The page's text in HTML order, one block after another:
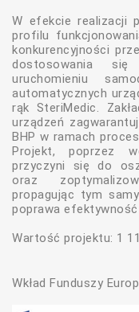
W efekcie realizacji
profilu
konkurencyjności
dostosowania
uruchomieniu
automatycznych
rąk SteriMedic.
urządzeń
BHP w ramach
Projekt, poprzez
przyczyni się do
oraz
propagując tym
poprawa
Wartość projektu: 1
Wkład Funduszy